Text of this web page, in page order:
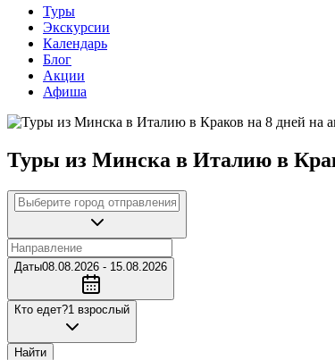
Туры
Экскурсии
Календарь
Блог
Акции
Афиша
Туры из Минска в Италию в
Даты08.08.2026 - 15.08.2026
Кто едет?1 взрослый
Найти